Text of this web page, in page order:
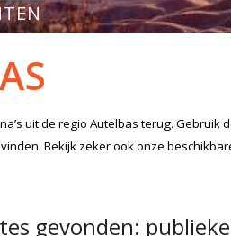
uit de regio Autelbasterug. Gebruik
Bekijk zeker ook onze
gevonden: publieke